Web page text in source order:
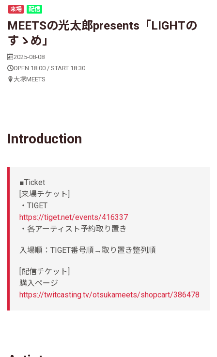
来場 配信
MEETSの光太郎presents「LIGHTの
すゝめ」
2025-08-08
OPEN 18:00 / START 18:30
大塚MEETS
Introduction
■Ticket
[来場チケット]
・TIGET
https://tiget.net/events/416337
・各アーティスト予約取り置き
入場順：TIGET番号順→取り置き整列順
[配信チケット]
購入ページ
https://twitcasting.tv/otsukameets/shopcart/386478